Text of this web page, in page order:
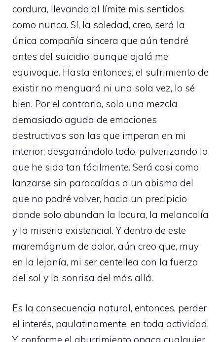
cordura, llevando al límite mis sentidos
como nunca. Sí, la soledad, creo, será la
única compañía sincera que aún tendré
antes del suicidio, aunque ojalá me
equivoque. Hasta entonces, el sufrimiento de
existir no menguará ni una sola vez, lo sé
bien. Por el contrario, solo una mezcla
demasiado aguda de emociones
destructivas son las que imperan en mi
interior; desgarrándolo todo, pulverizando lo
que he sido tan fácilmente. Será casi como
lanzarse sin paracaídas a un abismo del
que no podré volver, hacia un precipicio
donde solo abundan la locura, la melancolía
y la miseria existencial. Y dentro de este
maremágnum de dolor, aún creo que, muy
en la lejanía, mi ser centellea con la fuerza
del sol y la sonrisa del más allá.
Es la consecuencia natural, entonces, perder
el interés, paulatinamente, en toda actividad.
Y, conforme el aburrimiento opaca cualquier